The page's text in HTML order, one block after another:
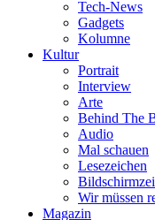
Tech-News
Gadgets
Kolumne
Kultur
Portrait
Interview
Arte
Behind The
Audio
Mal schauen
Lesezeichen
Wir müssen
Magazin